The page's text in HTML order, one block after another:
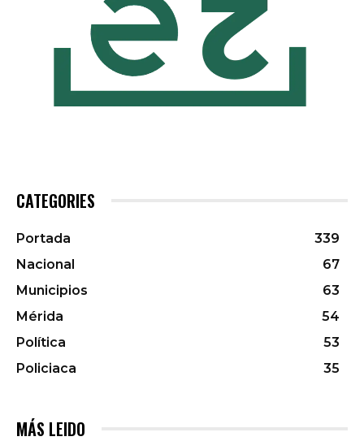
CATEGORIES
Portada
339
Nacional
67
Municipios
63
Mérida
54
Política
53
Policiaca
35
MÁS LEIDO